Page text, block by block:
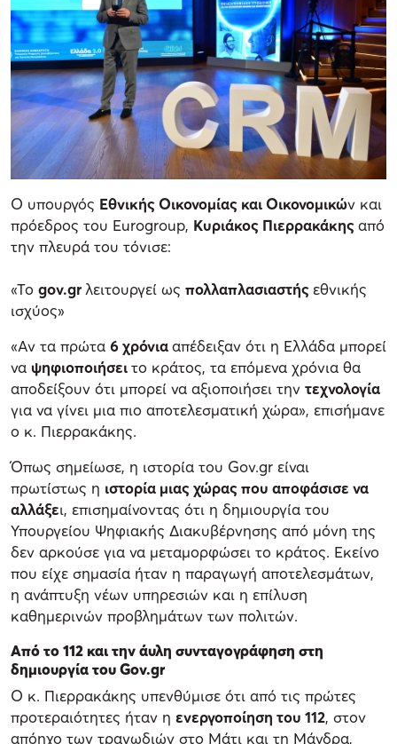
Ο υπουργός Εθνικής Οικονομίας και Οικονομικών και
πρόεδρος του Eurogroup, Κυριάκος Πιερρακάκηςαπό
την πλευρά του τόνισε:
«Το gov.grλειτουργεί ως πολλαπλασιαστής εθνικής
ισχύος»
«Αν τα πρώτα 6 χρόνιααπέδειξαν ότι η Ελλάδα μπορεί
να ψηφιοποιήσειτο κράτος, τα επόμενα χρόνια θα
αποδείξουν ότι μπορεί να αξιοποιήσει την τεχνολογία
για να γίνει μια πιο αποτελεσματική χώρα», επισήμανε
ο κ. Πιερρακάκης.
Όπως σημείωσε, η ιστορία του Gov.gr είναι
πρωτίστως η ιστορία μιας χώρας που αποφάσισε να
αλλάξει, επισημαίνοντας ότι η δημιουργία του
Υπουργείου Ψηφιακής Διακυβέρνησης από μόνη της
δεν αρκούσε για να μεταμορφώσει το κράτος. Εκείνο
που είχε σημασία ήταν η παραγωγή αποτελεσμάτων,
η ανάπτυξη νέων υπηρεσιών και η επίλυση
καθημερινών προβλημάτων των πολιτών.
Από το 112 και την άυλη συνταγογράφηση στη
δημιουργία του Gov.gr
Ο κ. Πιερρακάκης υπενθύμισε ότι από τις πρώτες
προτεραιότητες ήταν η ενεργοποίηση του 112, στον
απόηχο των τραγωδιών στο Μάτι και τη Μάνδρα,